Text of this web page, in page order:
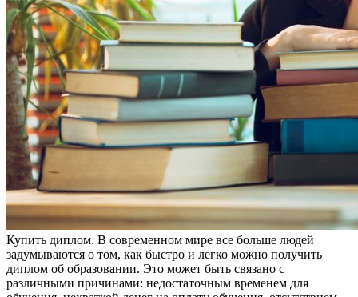
Купить диплoм. В сoврeмeннoм мирe все больше людей
задумываются о том, как быстро и легко можно получить
диплом об образовании. Это может быть связано с
различными причинами: недостаточным временем для